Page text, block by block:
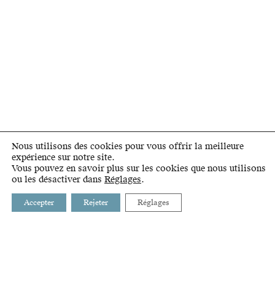
Nous utilisons des cookies pour vous offrir la meilleure
expérience sur notre site.
Vous pouvez en savoir plus sur les cookies que nous utilisons
ou les désactiver dans Réglages.
Accepter Rejeter Réglages